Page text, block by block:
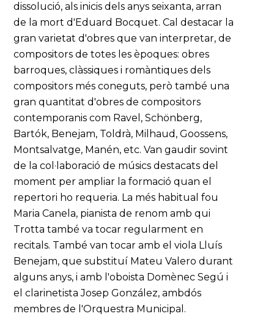
dissolució, als inicis dels anys seixanta, arran
de la mort d'Eduard Bocquet. Cal destacar la
gran varietat d'obres que van interpretar, de
compositors de totes les èpoques: obres
barroques, clàssiques i romàntiques dels
compositors més coneguts, però també una
gran quantitat d'obres de compositors
contemporanis com Ravel, Schönberg,
Bartók, Benejam, Toldrà, Milhaud, Goossens,
Montsalvatge, Manén, etc. Van gaudir sovint
de la col·laboració de músics destacats del
moment per ampliar la formació quan el
repertori ho requeria. La més habitual fou
Maria Canela, pianista de renom amb qui
Trotta també va tocar regularment en
recitals. També van tocar amb el viola Lluís
Benejam, que substituí Mateu Valero durant
alguns anys, i amb l'oboista Domènec Segú i
el clarinetista Josep González, ambdós
membres de l'Orquestra Municipal.